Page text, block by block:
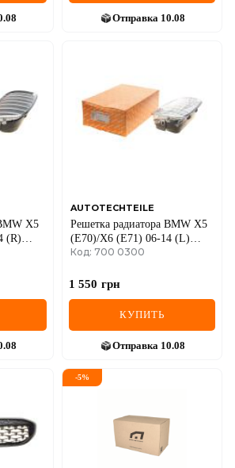
Отправка 10.08
X5
(R)
AUTOTECHTEILE
Решетка радиатора BMW X5
(E70)/X6 (E71) 06-14 (L)
(хром/титан)
Код: 700 0300
1 550 грн
КУПИТЬ
Отправка 10.08
-5%